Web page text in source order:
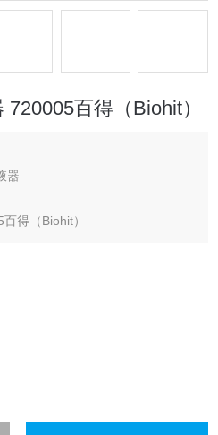
百得（Biohit）
器
得（Biohit）